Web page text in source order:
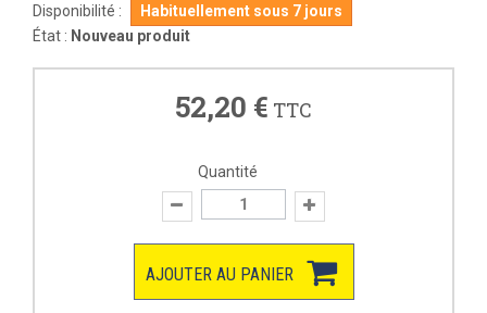
Disponibilité :
Habituellement sous 7 jours
État : Nouveau produit
52,20 € TTC
Quantité
AJOUTER AU PANIER